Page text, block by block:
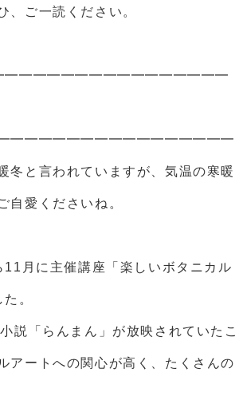
、ご一読ください。
冬と言われていますが、気温の寒暖
自愛くださいね。
月に主催講座「楽しいボタニカル
。
説「らんまん」が放映されていたこ
アートへの関心が高く、たくさんの